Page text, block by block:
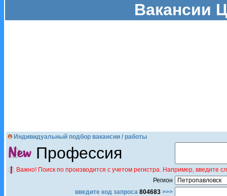
Вакансии
Индивидуальный подбор вакансии / работы
Профессия
Важно! Поиск по производится с учетом регистра. Например,
Регион
введите код запроса 804683 >>>